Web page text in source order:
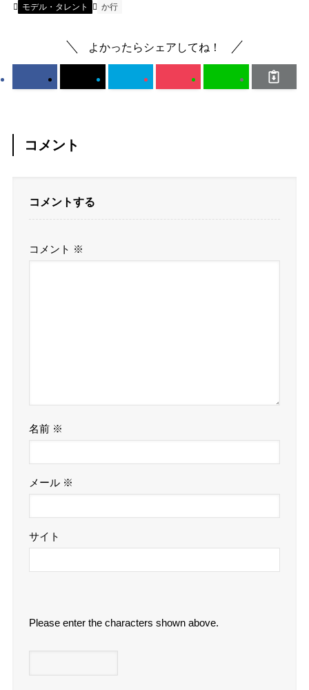
モデル・タレント か行
よかったらシェアしてね！
コメント
コメントする
コメント ※
名前 ※
メール ※
サイト
Please enter the characters shown above.